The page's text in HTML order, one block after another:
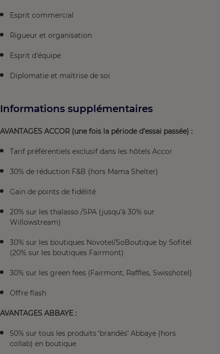
Esprit commercial
Rigueur et organisation
Esprit d'équipe
Diplomatie et maîtrise de soi
Informations supplémentaires
AVANTAGES ACCOR (une fois la période d’essai passée) :
Tarif préférentiels exclusif dans les hôtels Accor
30% de réduction F&B (hors Mama Shelter)
Gain de points de fidélité
20% sur les thalasso /SPA (jusqu’à 30% sur
Willowstream)
30% sur les boutiques Novotel/SoBoutique by Sofitel
(20% sur les boutiques Fairmont)
30% sur les green fees (Fairmont, Raffles, Swisshotel)
Offre flash
AVANTAGES ABBAYE :
50% sur tous les produits ‘brandés’ Abbaye (hors
collab) en boutique